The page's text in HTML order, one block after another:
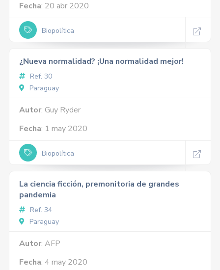
Fecha: 20 abr 2020
Biopolítica
¿Nueva normalidad? ¡Una normalidad mejor!
Ref. 30
Paraguay
Autor: Guy Ryder
Fecha: 1 may 2020
Biopolítica
La ciencia ficción, premonitoria de grandes
pandemia
Ref. 34
Paraguay
Autor: AFP
Fecha: 4 may 2020